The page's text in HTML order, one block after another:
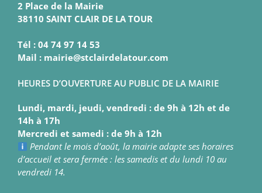
2 Place de la Mairie
38110 SAINT CLAIR DE LA TOUR
Tél : 04 74 97 14 53
Mail : mairie@stclairdelatour.com
HEURES D’OUVERTURE AU PUBLIC DE LA MAIRIE
Lundi, mardi, jeudi, vendredi : de 9h à 12h et de
14h à 17h
Mercredi et samedi : de 9h à 12h
Pendant le mois d’août, la mairie adapte ses horaires
d’accueil et sera fermée : les samedis et du lundi 10 au
vendredi 14.